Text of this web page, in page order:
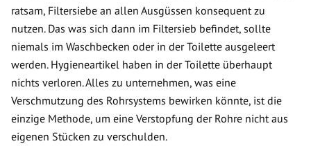
ratsam, Filtersiebe an allen Ausgüssen konsequent zu
nutzen. Das was sich dann im Filtersieb befindet, sollte
niemals im Waschbecken oder in der Toilette ausgeleert
werden. Hygieneartikel haben in der Toilette überhaupt
nichts verloren. Alles zu unternehmen, was eine
Verschmutzung des Rohrsystems bewirken könnte, ist die
einzige Methode, um eine Verstopfung der Rohre nicht aus
eigenen Stücken zu verschulden.